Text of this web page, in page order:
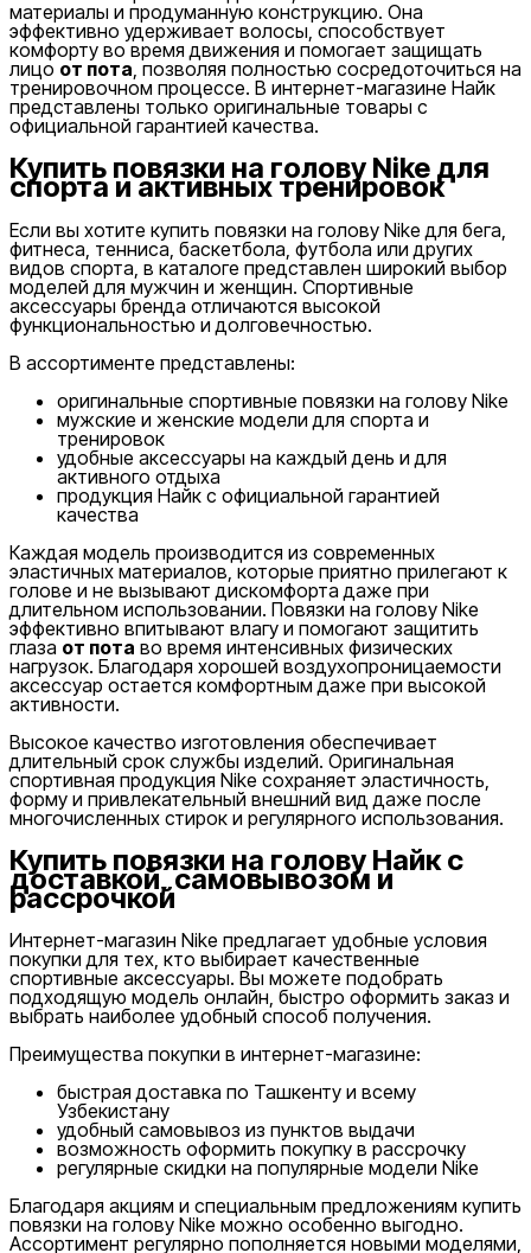
Только онлайн (доставка)
материалы и продуманную конструкцию. Она
эффективно удерживает волосы, способствует
комфорту во время движения и помогает защищать
лицо от пота , позволяя полностью сосредоточиться на
тренировочном процессе. В интернет-магазине Найк
представлены только оригинальные товары с
официальной гарантией качества.
Купить повязки на голову Nike для
спорта и активных тренировок
Если вы хотите купить повязки на голову Nike для бега,
фитнеса, тенниса, баскетбола, футбола или других
видов спорта, в каталоге представлен широкий выбор
моделей для мужчин и женщин. Спортивные
аксессуары бренда отличаются высокой
функциональностью и долговечностью.
В ассортименте представлены:
оригинальные спортивные повязки на голову Nike
мужские и женские модели для спорта и
тренировок
удобные аксессуары на каждый день и для
активного отдыха
продукция Найк с официальной гарантией
качества
Каждая модель производится из современных
эластичных материалов, которые приятно прилегают к
голове и не вызывают дискомфорта даже при
длительном использовании. Повязки на голову Nike
эффективно впитывают влагу и помогают защитить
глаза от пота во время интенсивных физических
нагрузок. Благодаря хорошей воздухопроницаемости
аксессуар остается комфортным даже при высокой
активности.
Высокое качество изготовления обеспечивает
длительный срок службы изделий. Оригинальная
спортивная продукция Nike сохраняет эластичность,
форму и привлекательный внешний вид даже после
многочисленных стирок и регулярного использования.
Купить повязки на голову Найк с
доставкой, самовывозом и
рассрочкой
Интернет-магазин Nike предлагает удобные условия
покупки для тех, кто выбирает качественные
спортивные аксессуары. Вы можете подобрать
подходящую модель онлайн, быстро оформить заказ и
выбрать наиболее удобный способ получения.
Преимущества покупки в интернет-магазине:
быстрая доставка по Ташкенту и всему
Узбекистану
удобный самовывоз из пунктов выдачи
возможность оформить покупку в рассрочку
регулярные скидки на популярные модели Nike
Благодаря акциям и специальным предложениям купить
повязки на голову Nike можно особенно выгодно.
Ассортимент регулярно пополняется новыми моделями,